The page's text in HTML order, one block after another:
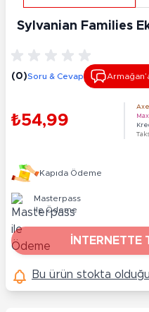
Sylvanian Families
(0)Soru & Cevap
₺54,99
Kapıda Ödeme
Masterpass
ile Ödeme
İNTERNETTE
Bu ürün stokta